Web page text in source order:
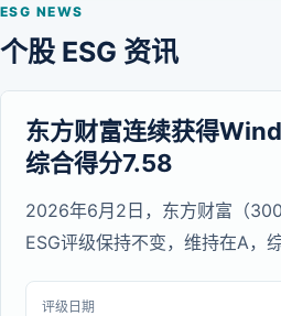
ESG NEWS
个股 ESG 资讯
东方财富连续获得Wind
综合得分7.58
2026年6月2日，东方财富（
ESG评级保持不变，维持在A，
评级日期